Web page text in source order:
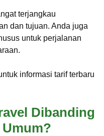
terjangkau
dan tujuan. Anda juga
untuk perjalanan
informasi tarif terbaru
Dibanding